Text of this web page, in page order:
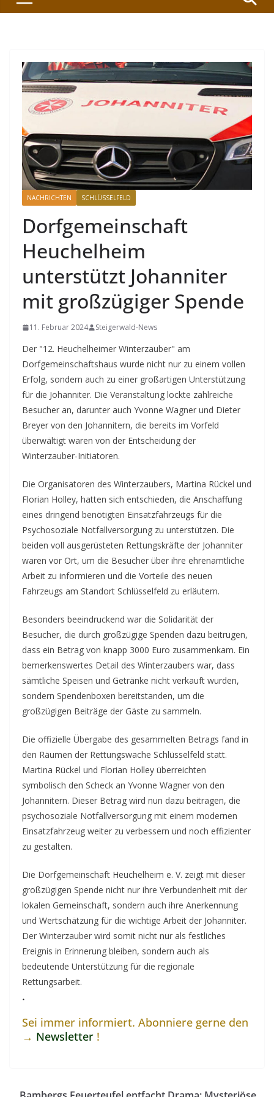
NACHRICHTEN SCHLÜSSELFELD
Dorfgemeinschaft
Heuchelheim
unterstützt Johanniter
mit großzügiger Spende
11. Februar 2024 Steigerwald-News
Der "12. Heuchelheimer Winterzauber" am
Dorfgemeinschaftshaus wurde nicht nur zu einem vollen
Erfolg, sondern auch zu einer großartigen Unterstützung
für die Johanniter. Die Veranstaltung lockte zahlreiche
Besucher an, darunter auch Yvonne Wagner und Dieter
Breyer von den Johannitern, die bereits im Vorfeld
überwältigt waren von der Entscheidung der
Winterzauber-Initiatoren.
Die Organisatoren des Winterzaubers, Martina Rückel und
Florian Holley, hatten sich entschieden, die Anschaffung
eines dringend benötigten Einsatzfahrzeugs für die
Psychosoziale Notfallversorgung zu unterstützen. Die
beiden voll ausgerüsteten Rettungskräfte der Johanniter
waren vor Ort, um die Besucher über ihre ehrenamtliche
Arbeit zu informieren und die Vorteile des neuen
Fahrzeugs am Standort Schlüsselfeld zu erläutern.
Besonders beeindruckend war die Solidarität der
Besucher, die durch großzügige Spenden dazu beitrugen,
dass ein Betrag von knapp 3000 Euro zusammenkam. Ein
bemerkenswertes Detail des Winterzaubers war, dass
sämtliche Speisen und Getränke nicht verkauft wurden,
sondern Spendenboxen bereitstanden, um die
großzügigen Beiträge der Gäste zu sammeln.
Die offizielle Übergabe des gesammelten Betrags fand in
den Räumen der Rettungswache Schlüsselfeld statt.
Martina Rückel und Florian Holley überreichten
symbolisch den Scheck an Yvonne Wagner von den
Johannitern. Dieser Betrag wird nun dazu beitragen, die
psychosoziale Notfallversorgung mit einem modernen
Einsatzfahrzeug weiter zu verbessern und noch effizienter
zu gestalten.
Die Dorfgemeinschaft Heuchelheim e. V. zeigt mit dieser
großzügigen Spende nicht nur ihre Verbundenheit mit der
lokalen Gemeinschaft, sondern auch ihre Anerkennung
und Wertschätzung für die wichtige Arbeit der Johanniter.
Der Winterzauber wird somit nicht nur als festliches
Ereignis in Erinnerung bleiben, sondern auch als
bedeutende Unterstützung für die regionale
Rettungsarbeit.
.
Sei immer informiert. Abonniere gerne den
→ Newsletter !